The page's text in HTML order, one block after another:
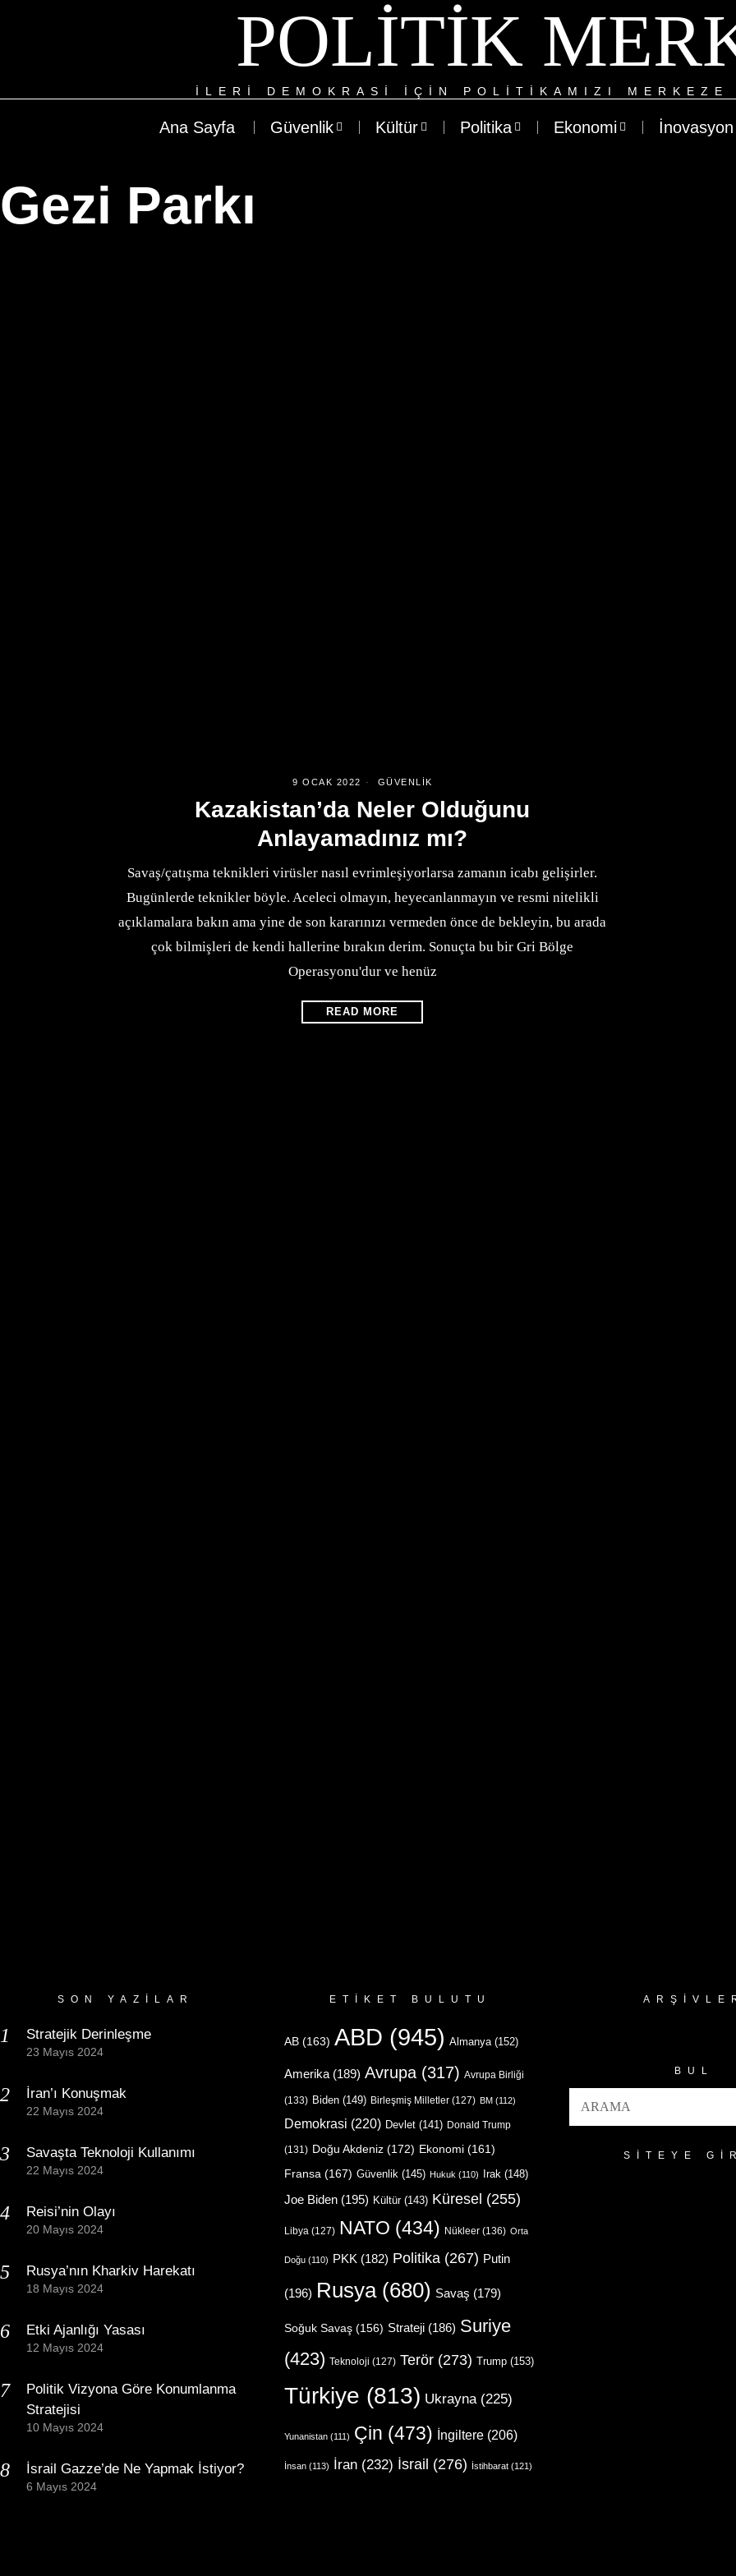
POLITIK
ILERI DEMOKRASI IÇIN POLITIKAMIZI
Ana Sayfa Güvenlik Kültür Politika Ekonomi İnovasyon
Gezi Parkı
9 OCAK 2022 GÜVENLIK
Kazakistan’da Neler Olduğunu
Anlayamadınız mı?
Savaş/çatışma teknikleri virüsler nasıl evrimleşiyorlarsa zamanın icabı gelişirler.
Bugünlerde teknikler böyle. Aceleci olmayın, heyecanlanmayın ve resmi nitelikli
açıklamalara bakın ama yine de son kararınızı vermeden önce de bekleyin, bu arada
çok bilmişleri de kendi hallerine bırakın derim. Sonuçta bu bir Gri Bölge
Operasyonu'dur ve henüz
READ MORE
SON YAZILAR
Stratejik Derinleşme
23 Mayıs 2024
İran’ı Konuşmak
22 Mayıs 2024
Savaşta Teknoloji Kullanımı
22 Mayıs 2024
Reisi’nin Olayı
20 Mayıs 2024
Rusya’nın Kharkiv Harekatı
18 Mayıs 2024
Etki Ajanlığı Yasası
12 Mayıs 2024
Politik Vizyona Göre Konumlanma
Stratejisi
10 Mayıs 2024
İsrail Gazze’de Ne Yapmak İstiyor?
6 Mayıs 2024
ETIKET BULUTU
AB (163) ABD (945) Almanya(152)
Amerika (189) Avrupa (317) Avrupa Birliği
(133) Biden (149) Birleşmiş Milletler (127) BM (112)
Demokrasi (220) Devlet (141) Donald Trump
(131) Doğu Akdeniz (172) Ekonomi (161)
Fransa (167) Güvenlik (145) Hukuk (110) Irak (148)
Joe Biden (195) Kültür(143) Küresel (255)
Libya (127) NATO (434) Nükleer (136) Orta
Doğu (110) PKK (182) Politika (267) Putin
(196) Rusya(680) Savaş (179)
Soğuk Savaş (156) Strateji (186) Suriye
(423) Teknoloji (127) Terör (273) Trump (153)
Türkiye (813) Ukrayna(225)
Yunanistan (111) Çin (473) İngiltere (206)
İnsan (113) İran (232) İsrail (276) İstihbarat (121)
BUL
SITEYE